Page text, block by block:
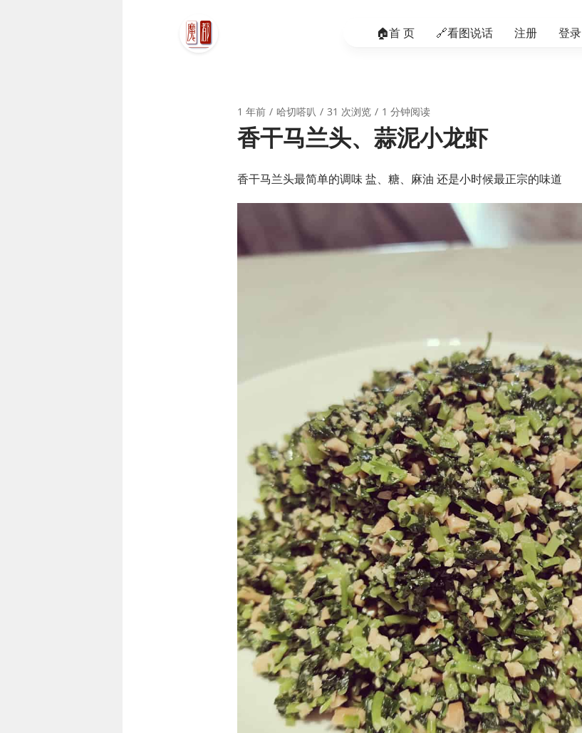
🏠️首 页 🔗看图说话 注册 登录
1 年前 哈切嗒叭 31 次浏览 1 分钟阅读
香干马兰头、蒜泥小龙虾
香干马兰头最简单的调味 盐、糖、麻油 还是小时候最正宗的味道